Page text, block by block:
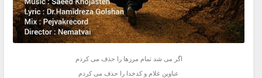
اگر می شد تمام مرزها را حذف می کردم
عناوین غلام و کدخدا را حذف می کردم